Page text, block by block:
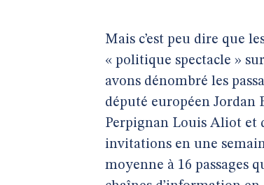
Mais c’est peu dire que
« politique spectacle »
avons dénombré les
député européen Jordan
Perpignan Louis Aliot et
invitations en une
moyenne à 16 passages